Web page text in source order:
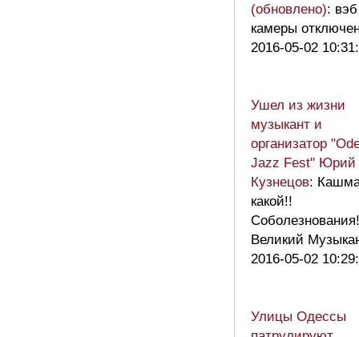
(обновлено): вэб
камеры
2016-05-02
Ушел из жизни
музыкант и
организатор
Jazz Fest" Юрий
Кузнецов:
какой!!
Соболезнования!
Великий
2016-05-02
Улицы Одессы